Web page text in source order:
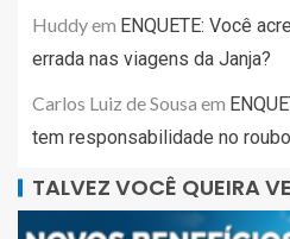
Huddyem ENQUETE: Você
errada nas viagens da Janja?
Carlos Luiz de Sousa em
tem responsabilidade no
TALVEZ VOCÊ QUEIRA